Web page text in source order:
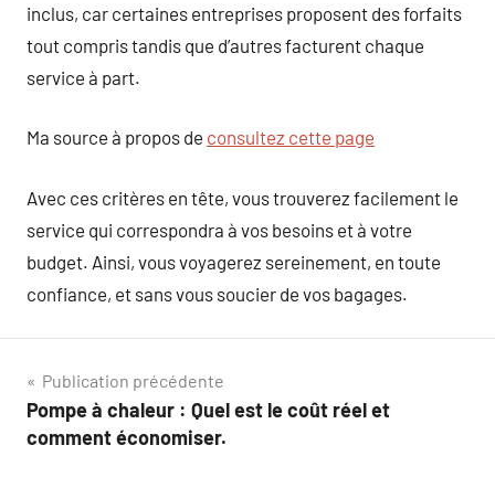
inclus, car certaines entreprises proposent des forfaits
tout compris tandis que d’autres facturent chaque
service à part.
Ma source à propos de consultez cette page
Avec ces critères en tête, vous trouverez facilement le
service qui correspondra à vos besoins et à votre
budget. Ainsi, vous voyagerez sereinement, en toute
confiance, et sans vous soucier de vos bagages.
Navigation
de
Publication précédente
Pompe à chaleur : Quel est le coût réel et
comment économiser.